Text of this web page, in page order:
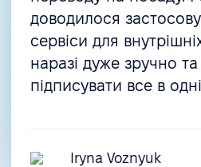
доводилося
сервіси для
наразі дуже зручно
підписувати все в
Iryna Voznyuk